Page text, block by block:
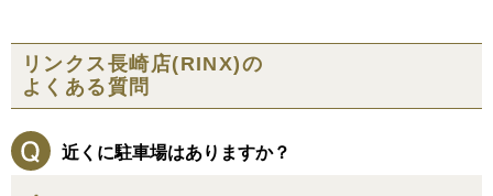
リンクス長崎店(RINX)の
よくある質問
近くに駐車場はありますか？